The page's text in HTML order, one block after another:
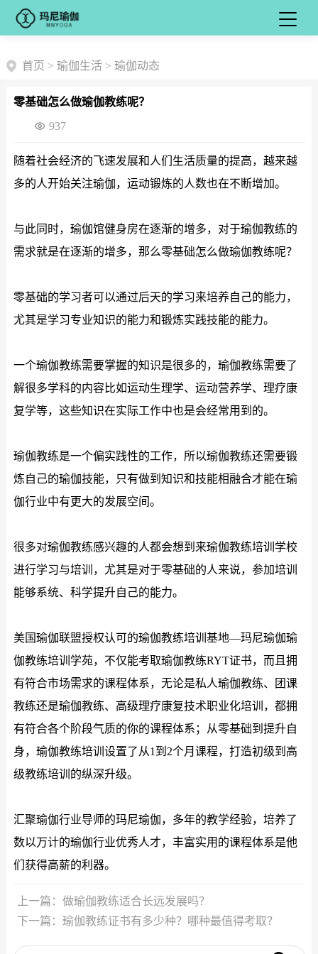
首页 >瑜伽生活 >瑜伽动态
零基础怎么做瑜伽教练呢？
937
随着社会经济的飞速发展和人们生活质量的提高，越来越
多的人开始关注瑜伽，运动锻炼的人数也在不断增加。
与此同时，瑜伽馆健身房在逐渐的增多，对于瑜伽教练的
需求就是在逐渐的增多，那么零基础怎么做瑜伽教练呢？
零基础的学习者可以通过后天的学习来培养自己的能力，
尤其是学习专业知识的能力和锻炼实践技能的能力。
一个瑜伽教练需要掌握的知识是很多的，瑜伽教练需要了
解很多学科的内容比如运动生理学、运动营养学、理疗康
复学等，这些知识在实际工作中也是会经常用到的。
瑜伽教练是一个偏实践性的工作，所以瑜伽教练还需要锻
炼自己的瑜伽技能，只有做到知识和技能相融合才能在瑜
伽行业中有更大的发展空间。
很多对瑜伽教练感兴趣的人都会想到来瑜伽教练培训学校
进行学习与培训，尤其是对于零基础的人来说，参加培训
能够系统、科学提升自己的能力。
美国瑜伽联盟授权认可的瑜伽教练培训基地—玛尼瑜伽瑜
伽教练培训学苑，不仅能考取瑜伽教练RYT证书，而且拥
有符合市场需求的课程体系，无论是私人瑜伽教练、团课
教练还是瑜伽教练、高级理疗康复技术职业化培训，都拥
有符合各个阶段气质的你的课程体系；从零基础到提升自
身，瑜伽教练培训设置了从1到2个月课程，打造初级到高
级教练培训的纵深升级。
汇聚瑜伽行业导师的玛尼瑜伽，多年的教学经验，培养了
数以万计的瑜伽行业优秀人才，丰富实用的课程体系是他
们获得高薪的利器。
上一篇：做瑜伽教练适合长远发展吗？
下一篇：瑜伽教练证书有多少种？哪种最值得考取？